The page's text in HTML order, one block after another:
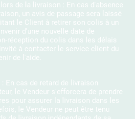
de la livraison : En cas d'absence
un avis de passage sera laissé
le Client à retirer son colis à un
d'une nouvelle date de
réception du colis dans les délais
à contacter le service client du
de l'aide.
En cas de retard de livraison
le Vendeur s'efforcera de prendre
pour assurer la livraison dans les
le Vendeur ne peut être tenu